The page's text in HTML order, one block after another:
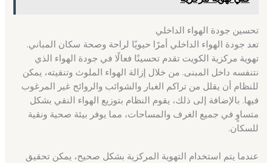
تحسين جودة الهواء الداخلي
تعد جودة الهواء الداخلي أمرًا حيويًا لراحة وصحة سكان المباني.
تهوية مركزية الكويت تقدم تحسينًا فعالًا في جودة الهواء الذي
نتنفسه داخل المبنى. من خلال إزالة الهواء الملوث وتنقيته، يمكن
للنظام أن يقلل من تراكم الغبار والشوائب والروائح غير المرغوب
فيها. بالإضافة إلى ذلك، يقوم النظام بتوزيع الهواء النقي بشكل
متساوٍ في جميع الغرف والمساحات، مما يوفر بيئة صحية ونقية
للسكان.
عندما يتم استخدام التهوية المركزية بشكل صحيح، يمكن تحقيق